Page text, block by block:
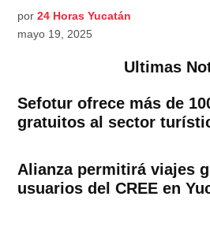
por 24 Horas Yucatán
mayo 19, 2025
Ultimas
Sefotur ofrece más de
gratuitos al sector
Alianza permitirá viajes
usuarios del CREE en